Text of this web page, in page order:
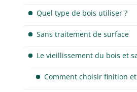
Quel type de bois utiliser ?
Sans traitement de surface
Le vieillissement du bois et
Comment choisir finition et